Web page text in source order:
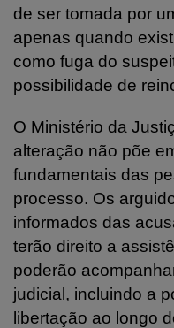
de ser tomada por
apenas quando
como fuga do
possibilidade de
O Ministério da
alteração não põe
fundamentais das
processo. Os
informados das
terão direito a
poderão
judicial, incluindo a
libertação ao longo